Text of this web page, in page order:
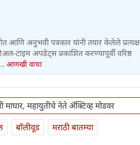
आणि अनुभवी पत्रकार यांनी तयार केलेले प्रत्यक्ष
टाइम अपडेट्स प्रकाशित करण्यापूर्वी वरिष्ठ
आणखी वाचा
माघार, महायुतीचे नेते ॲक्टिव्ह मोडवर
बॉलीवूड मराठी बातम्या